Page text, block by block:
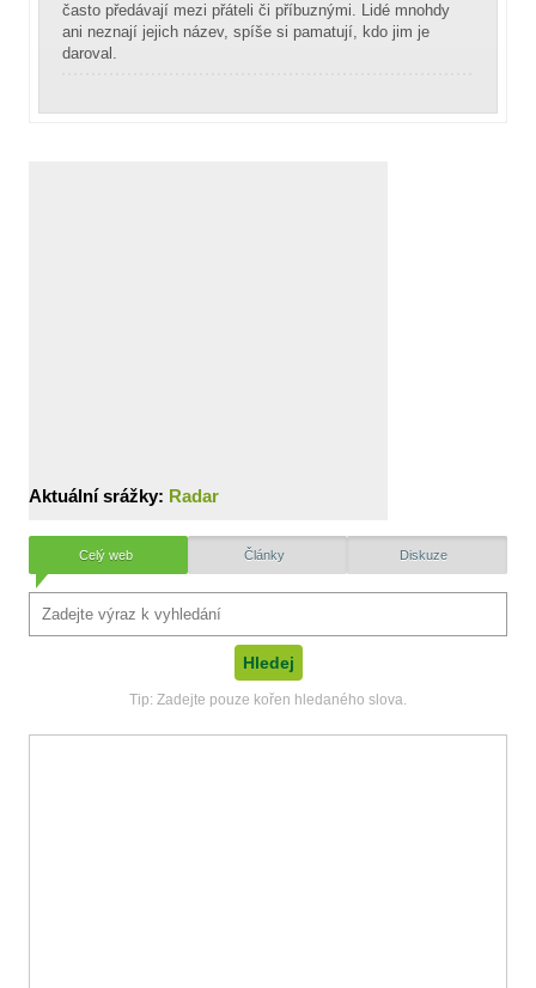
často předávají mezi přáteli či příbuznými. Lidé mnohdy
ani neznají jejich název, spíše si pamatují, kdo jim je
daroval.
Aktuální srážky: Radar
Celý web Články Diskuze
Tip: Zadejte pouze kořen hledaného slova.